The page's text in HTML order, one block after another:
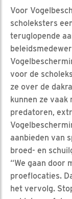
Voor
scholeksters
teruglopende
voor de
ze over de
kunnen ze vaak
predatoren,
aanbieden van
broed- en
“We gaan door
proeflocaties.
het vervolg.